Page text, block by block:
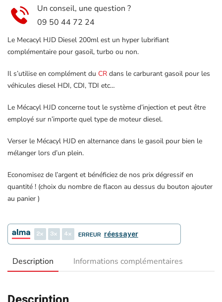
Un conseil, une question ?
09 50 44 72 24
Le Mecacyl HJD Diesel 200ml est un hyper lubrifiant
complémentaire pour gasoil, turbo ou non.
Il s’utilise en complément du CR dans le carburant gasoil pour les
véhicules diesel HDI, CDI, TDI etc…
Le Mécacyl HJD concerne tout le système d’injection et peut être
employé sur n’importe quel type de moteur diesel.
Verser le Mécacyl HJD en alternance dans le gasoil pour bien le
mélanger lors d’un plein.
Economisez de l’argent et bénéficiez de nos prix dégressif en
quantité ! (choix du nombre de flacon au dessus du bouton ajouter
au panier )
2 3 4 ERREUR réessayer
Description Informations complémentaires